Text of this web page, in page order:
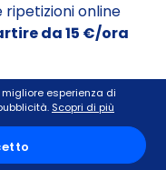
ripetizioni online
da 15 €/ora
esperienza di
Scopri di più